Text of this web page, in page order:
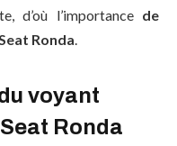
d’où l’importance de
Ronda.
voyant
Ronda